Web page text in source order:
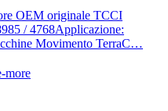
OEM originale TCCI
/ 4768Applicazione:
Movimento TerraC…
more